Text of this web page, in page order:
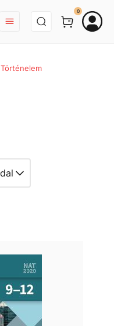
BEJELENTKEZÉS
0
Történelem